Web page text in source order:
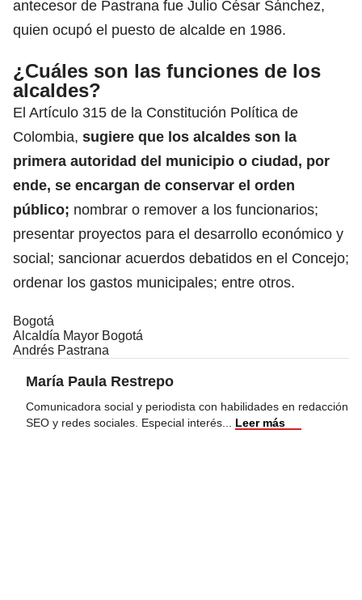
antecesor de Pastrana fue Julio César Sánchez,
quien ocupó el puesto de alcalde en 1986.
¿Cuáles son las funciones de los
alcaldes?
El Artículo 315 de la Constitución Política de
Colombia, sugiere que los alcaldes son la
primera autoridad del municipio o ciudad, por
ende, se encargan de conservar el orden
público; nombrar o remover a los funcionarios;
presentar proyectos para el desarrollo económico y
social; sancionar acuerdos debatidos en el Concejo;
ordenar los gastos municipales; entre otros.
Bogotá
Alcaldía Mayor Bogotá
Andrés Pastrana
María Paula Restrepo
Comunicadora social y periodista con habilidades en redacción
SEO y redes sociales. Especial interés
Leer más